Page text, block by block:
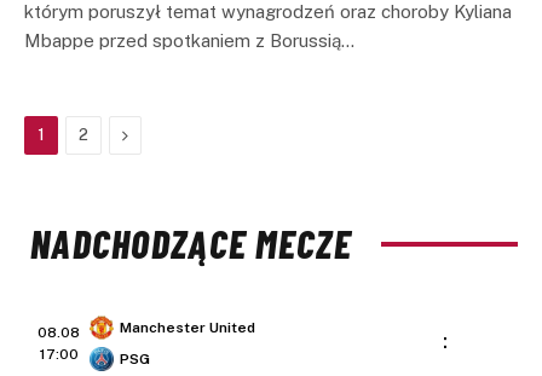
którym poruszył temat wynagrodzeń oraz choroby Kyliana
Mbappe przed spotkaniem z Borussią…
1 2 Next
NADCHODZĄCE MECZE
08.08
17:00
Manchester United
PSG
: